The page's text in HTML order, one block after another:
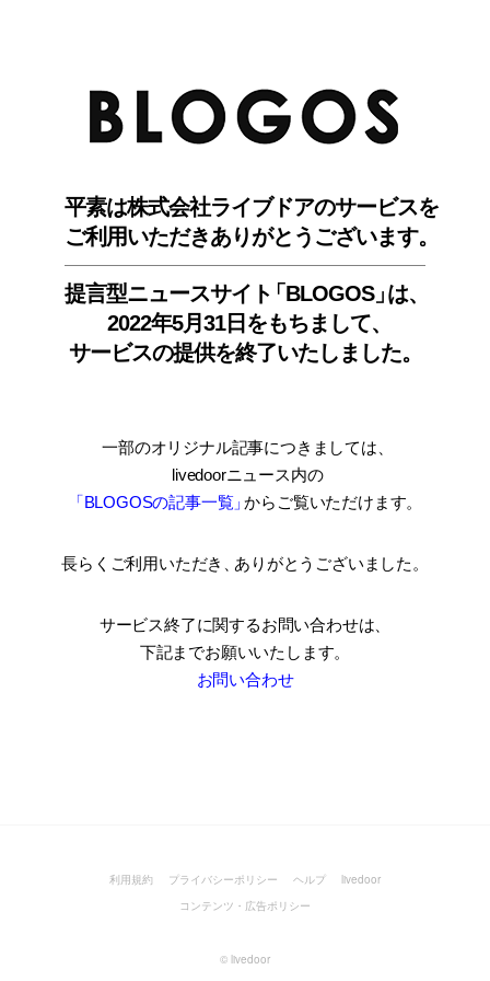
平素は株式会社ライブドアのサービスを
ご利用いただきありがとうございます。
提言型ニュースサイ ト「BLOGOS」は、
2022年5月31日をもちまして、
サービスの提供を終了いたしました。
一部のオリジナル記事につきましては
livedoorニュース内の
「BLOGOSの記事一覧」からご覧いただけます。
長らくご利用いただき ありがとうございました。
サービス終了に関するお問い合わせは、
下記までお願いいたします。
お問い合わせ
利用規約 プライバシーポリシー ヘルプ
livedoor
コンテンツ・広告ポリシー
© livedoor